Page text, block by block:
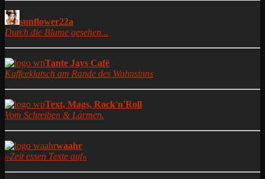
sunflower22a
Durch die Blume gesehen...
Tante Jays Café
Kaffeeklatsch am Rande des Wahnsinns
Text, Mags, Rock'n'Roll
Vom Schreiben & Lärmen.
waahr
»Zeit essen Texte auf«